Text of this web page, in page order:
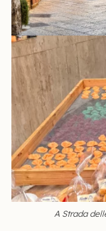
A Strada